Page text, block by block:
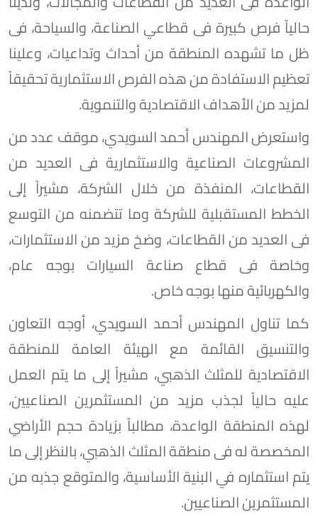
حالياً فرص كبيرة فى قطاعي الصناعة، والسياحة، فى
ظل ما تشهده المنطقة من أحداث وتداعيات، وعلينا
تعظيم الاستفادة من هذه الفرص الاستثمارية تحقيقاً
لمزيد من الأهداف الاقتصادية والتنموية.
واستعرض المهندس أحمد السويدي، موقف عدد من
المشروعات الصناعية والاستثمارية فى العديد من
القطاعات، المنفذة من خلال الشركة، مشيراً إلى
الخطط المستقبلية للشركة وما تتضمنه من التوسع
فى العديد من القطاعات، وضخ مزيد من الاستثمارات،
وخاصة فى قطاع صناعة السيارات بوجه عام،
والكهربائية منها بوجه خاص.
كما تناول المهندس أحمد السويدي، أوجه التعاون
والتنسيق القائمة مع الهيئة العامة للمنطقة
الاقتصادية للمثلث الذهبي، مشيراً إلى ما يتم العمل
عليه حالياً لجذب مزيد من المستثمرين الصناعيين،
لهذه المنطقة الواعدة، مطالباً بزيادة حجم الأراضي
المخصصة له فى منطقة المثلث الذهبي، بالنظر إلى ما
يتم استثماره في البنية الأساسية، والمتوقع جذبه من
المستثمرين الصناعيين.